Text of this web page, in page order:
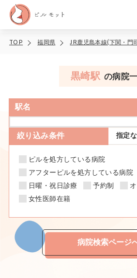
TOP 福岡県 JR鹿児島本線(下関・門
黒崎駅 の病院
駅名
絞り込み条件 指定
ピルを処方している病院
アフターピルを処方している病院
日曜・祝日診療
予約制
女性医師在籍
病院検索ページ